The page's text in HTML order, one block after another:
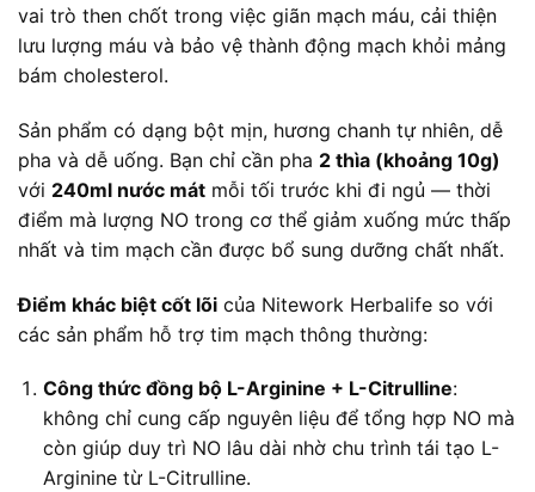
vai trò then chốt trong việc giãn mạch máu, cải thiện
lưu lượng máu và bảo vệ thành động mạch khỏi mảng
bám cholesterol.
Sản phẩm có dạng bột mịn, hương chanh tự nhiên, dễ
pha và dễ uống. Bạn chỉ cần pha 2 thìa (khoảng 10g)
với 240ml nước mát mỗi tối trước khi đi ngủ — thời
điểm mà lượng NO trong cơ thể giảm xuống mức thấp
nhất và tim mạch cần được bổ sung dưỡng chất nhất.
Điểm khác biệt cốt lõi của Nitework Herbalife so với
các sản phẩm hỗ trợ tim mạch thông thường:
Công thức đồng bộ L-Arginine + L-Citrulline:
không chỉ cung cấp nguyên liệu để tổng hợp NO mà
còn giúp duy trì NO lâu dài nhờ chu trình tái tạo L-
Arginine từ L-Citrulline.